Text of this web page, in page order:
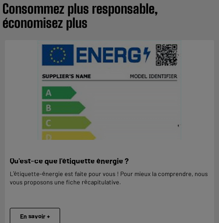
Consommez plus responsable,
économisez plus
Qu'est-ce que l'étiquette énergie ?
L’étiquette-énergie est faite pour vous ! Pour mieux la comprendre, nous
vous proposons une fiche récapitulative.
En savoir +